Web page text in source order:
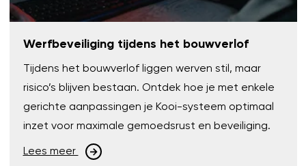
Werfbeveiliging tijdens het bouwverlof
Tijdens het bouwverlof liggen werven stil, maar
risico’s blijven bestaan. Ontdek hoe je met enkele
gerichte aanpassingen je Kooi-systeem optimaal
inzet voor maximale gemoedsrust en beveiliging.
Lees meer